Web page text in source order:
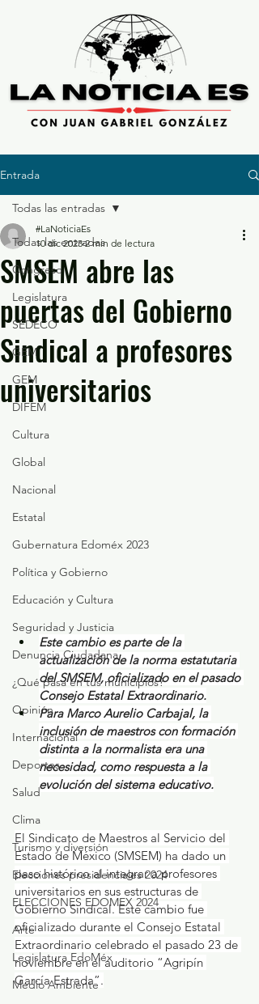
Entrada
Todas las entradas
Congreso
Legislatura
SEDECO
GEM
GEM
DIFEM
Cultura
Global
Nacional
Estatal
Gubernatura Edoméx 2023
Política y Gobierno
Educación y Cultura
Seguridad y Justicia
Denuncia Ciudadana
¿Qué pasa en tus municipios?
Opinión
Internacional
Deportes
Salud
Clima
Turismo y diversión
Elecciones presidenciales 2024
ELECCIONES EDOMEX 2024
Arte
Legislatura EdoMéx
Medio Ambiente
Todas las entradas
SMSEM abre las
puertas del Gobierno
Sindical a profesores
universitarios
#LaNoticiaEs
10 dic 2023 2 min de lectura
Este cambio es parte de la
actualización de la norma estatutaria
del SMSEM, oficializado en el pasado
Consejo Estatal Extraordinario.
Para Marco Aurelio Carbajal, la
inclusión de maestros con formación
distinta a la normalista era una
necesidad, como respuesta a la
evolución del sistema educativo.
El Sindicato de Maestros al Servicio del
Estado de México (SMSEM) ha dado un
paso histórico al integrar a profesores
universitarios en sus estructuras de
Gobierno Sindical. Este cambio fue
oficializado durante el Consejo Estatal
Extraordinario celebrado el pasado 23 de
noviembre en el auditorio “Agripín
García Estrada”.